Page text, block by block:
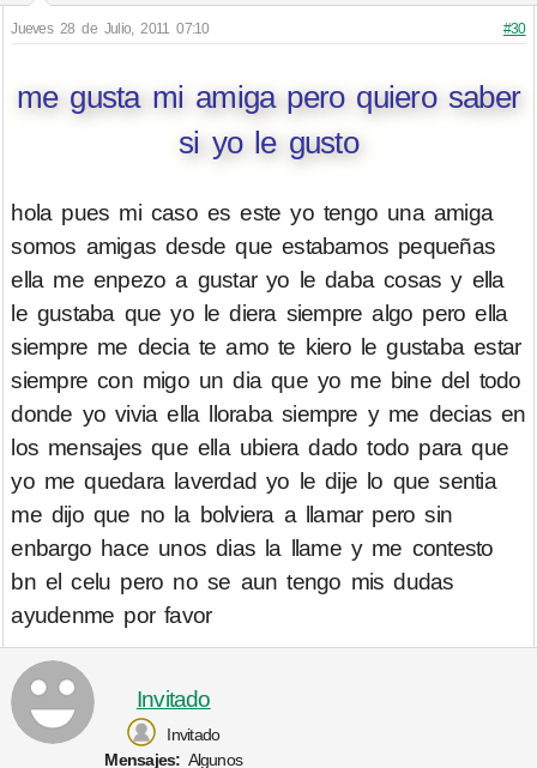
Jueves 28 de Julio, 2011 07:10 #30
me gusta mi amiga pero quiero saber
si yo le gusto
hola pues mi caso es este yo tengo una amiga
somos amigas desde que estabamos pequeñas
ella me enpezo a gustar yo le daba cosas y ella
le gustaba que yo le diera siempre algo pero ella
siempre me decia te amo te kiero le gustaba estar
siempre con migo un dia que yo me bine del todo
donde yo vivia ella lloraba siempre y me decias en
los mensajes que ella ubiera dado todo para que
yo me quedara laverdad yo le dije lo que sentia
me dijo que no la bolviera a llamar pero sin
enbargo hace unos dias la llame y me contesto
bn el celu pero no se aun tengo mis dudas
ayudenme por favor
Invitado
Invitado
Mensajes: Algunos